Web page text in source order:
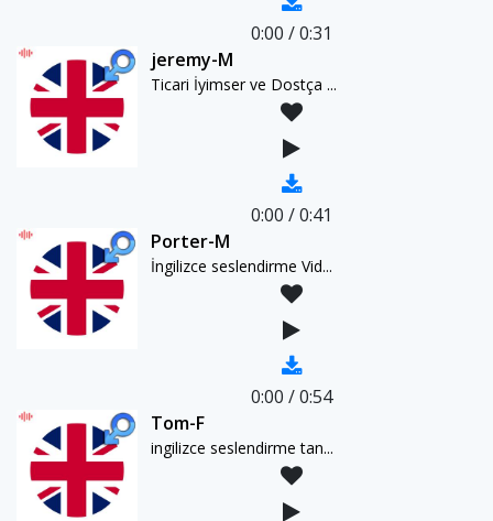
0:00 /0:31
jeremy-M
Ticari İyimser ve Dostça ...
0:00 /0:41
Porter-M
İngilizce seslendirme Vid...
0:00 /0:54
Tom-F
ingilizce seslendirme tan...